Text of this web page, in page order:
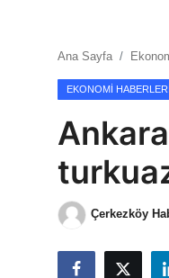
Ekonomi Haberleri
Teknoloji Haberleri
Ana Sayfa
EKONOMI HABERLERI
Çerkezköy